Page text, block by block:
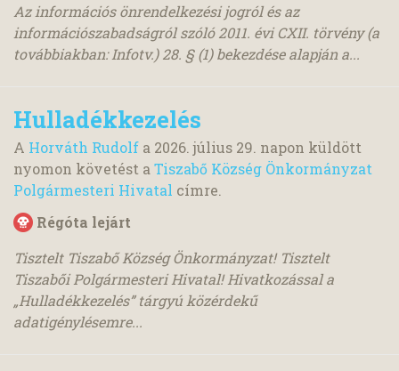
Az információs önrendelkezési jogról és az
információszabadságról szóló 2011. évi CXII. törvény (a
továbbiakban: Infotv.) 28. § (1) bekezdése alapján a...
Hulladékkezelés
A Horváth Rudolf a 2026. július 29. napon küldött
nyomon követést aTiszabő Község Önkormányzat
Polgármesteri Hivatal címre.
Régóta lejárt
Tisztelt Tiszabő Község Önkormányzat! Tisztelt
Tiszabői Polgármesteri Hivatal! Hivatkozással a
„Hulladékkezelés” tárgyú közérdekű
adatigénylésemre...